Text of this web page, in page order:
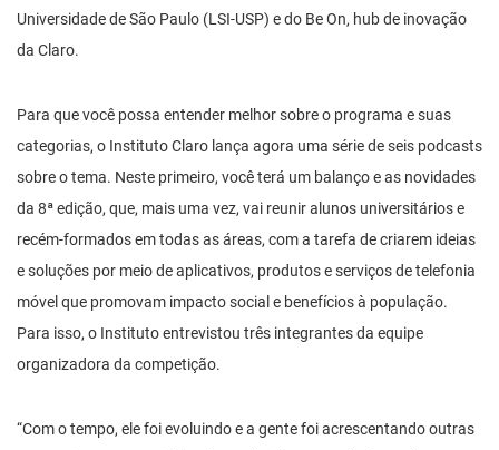
Universidade de São Paulo (LSI-USP) e do Be On, hub de inovação
da Claro.
Para que você possa entender melhor sobre o programa e suas
categorias, o Instituto Claro lança agora uma série de seis podcasts
sobre o tema. Neste primeiro, você terá um balanço e as novidades
da 8ª edição, que, mais uma vez, vai reunir alunos universitários e
recém-formados em todas as áreas, com a tarefa de criarem ideias
e soluções por meio de aplicativos, produtos e serviços de telefonia
móvel que promovam impacto social e benefícios à população.
Para isso, o Instituto entrevistou três integrantes da equipe
organizadora da competição.
“Com o tempo, ele foi evoluindo e a gente foi acrescentando outras